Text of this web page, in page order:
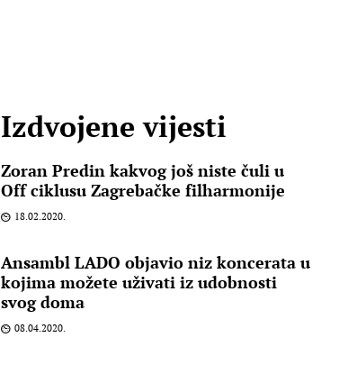
Izdvojene vijesti
Zoran Predin kakvog još niste čuli u
Off ciklusu Zagrebačke filharmonije
18.02.2020.
Ansambl LADO objavio niz koncerata u
kojima možete uživati iz udobnosti
svog doma
08.04.2020.